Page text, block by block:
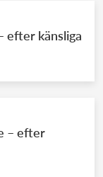
efter känsliga
– efter